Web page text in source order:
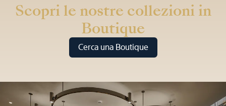
Scopri le nostre collezioni in
Boutique
Cerca una Boutique